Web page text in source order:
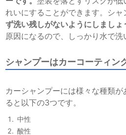
れいにすることができます。シャ
ず洗い残しがないようにしましょ
原因になるので、しっかり水で洗
シャンプーはカーコーティン
カーシャンプーには様々な種類
ると以下の3つです。
中性
酸性